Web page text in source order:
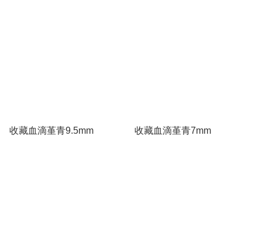
收藏血滴堇青9.5mm 收藏血滴堇青7mm